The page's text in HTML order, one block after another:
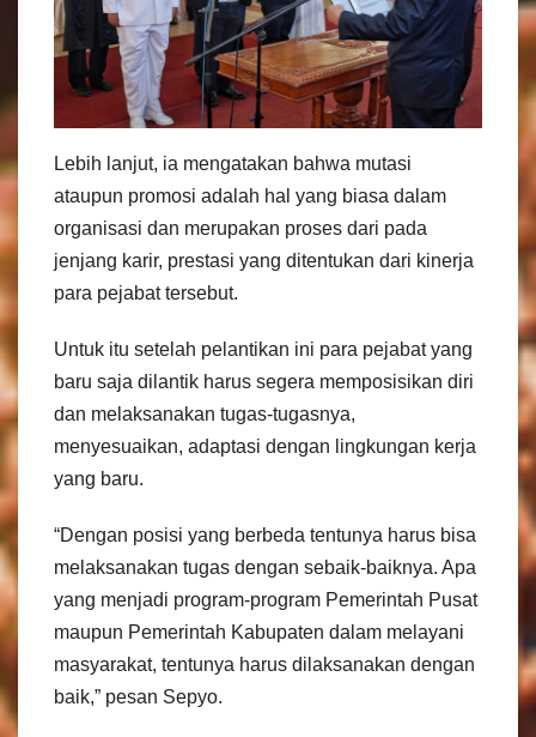
Lebih lanjut, ia mengatakan bahwa mutasi
ataupun promosi adalah hal yang biasa dalam
organisasi dan merupakan proses dari pada
jenjang karir, prestasi yang ditentukan dari kinerja
para pejabat tersebut.
Untuk itu setelah pelantikan ini para pejabat yang
baru saja dilantik harus segera memposisikan diri
dan melaksanakan tugas-tugasnya,
menyesuaikan, adaptasi dengan lingkungan kerja
yang baru.
“Dengan posisi yang berbeda tentunya harus bisa
melaksanakan tugas dengan sebaik-baiknya. Apa
yang menjadi program-program Pemerintah Pusat
maupun Pemerintah Kabupaten dalam melayani
masyarakat, tentunya harus dilaksanakan dengan
baik,” pesan Sepyo.